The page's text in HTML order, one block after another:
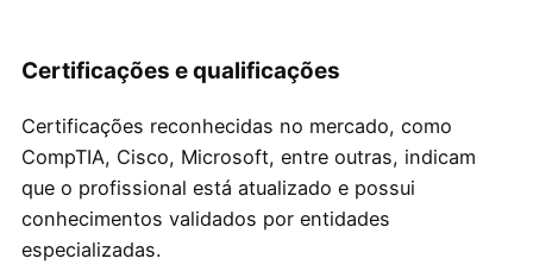
Certificações e qualificações
Certificações reconhecidas no mercado, como
CompTIA, Cisco, Microsoft, entre outras, indicam
que o profissional está atualizado e possui
conhecimentos validados por entidades
especializadas.